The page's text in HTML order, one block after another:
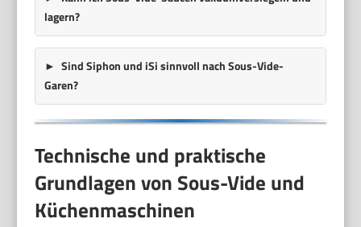
lagern?
Sind Siphon und iSi sinnvoll nach Sous-Vide-
Garen?
Technische und praktische
Grundlagen von Sous-Vide und
Küchenmaschinen